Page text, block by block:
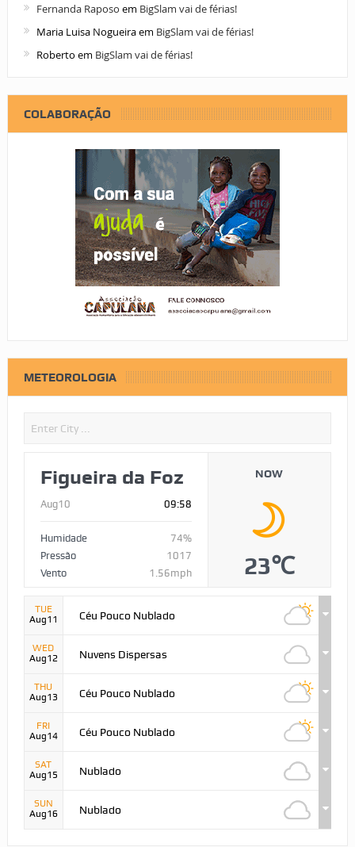
Fernanda Raposo em BigSlam vai de férias!
Maria Luisa Nogueiraem BigSlam vai de férias!
Roberto em BigSlam vai de férias!
COLABORAÇÃO
METEOROLOGIA
Figueira da Foz
Aug10 09:58
Humidade
74%
Pressão
1017
Vento
1.56mph
NOW
23℃
TUE
Aug11
Céu Pouco Nublado
WED
Aug12
Nuvens Dispersas
THU
Aug13
Céu Pouco Nublado
FRI
Aug14
Céu Pouco Nublado
SAT
Aug15
Nublado
SUN
Aug16
Nublado